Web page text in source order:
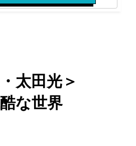
太田光＞
な世界